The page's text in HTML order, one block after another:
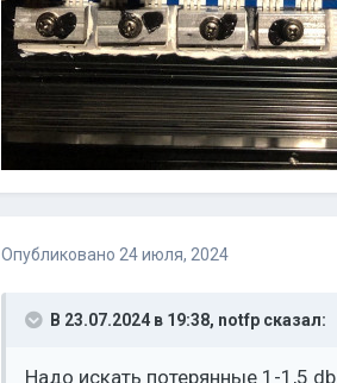
Опубликовано 24 июля, 2024
В 23.07.2024 в 19:38, notfpсказал:
Надо искать потерянные 1-1,5 db